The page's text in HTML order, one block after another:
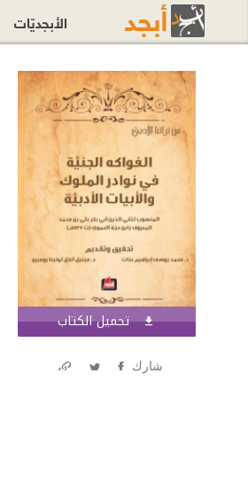
تحميل الكتاب
شارك
الأبجديّات